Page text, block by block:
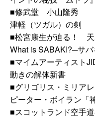
■修武堂 小山隆秀
津軽（ツガル）の剣
■松宮康生が迫る！ 天
What is SABAKI?─サバ
■マイムアーティスト
動きの解体新書
■グリゴリス・ミリア
ピーター・ボイラン「
■スコットランド空手